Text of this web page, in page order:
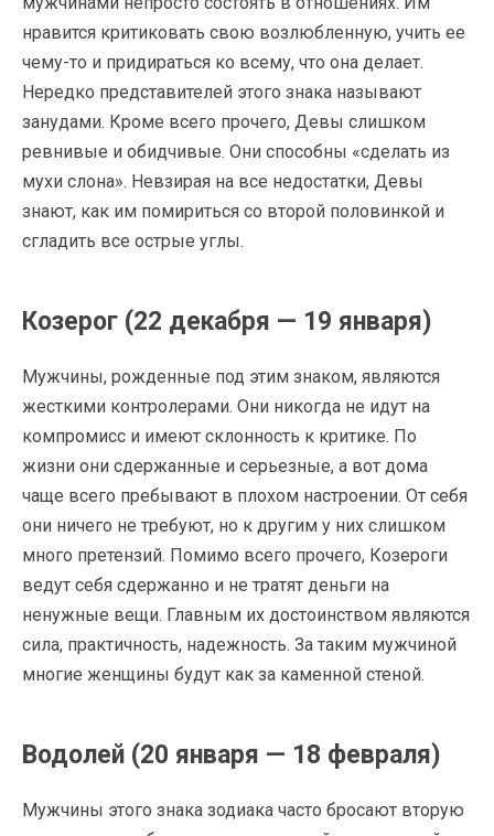
нравится критиковать свою возлюбленную, учить ее
чему-то и придираться ко всему, что она делает.
Нередко представителей этого знака называют
занудами. Кроме всего прочего, Девы слишком
ревнивые и обидчивые. Они способны «сделать из
мухи слона». Невзирая на все недостатки, Девы
знают, как им помириться со второй половинкой и
сгладить все острые углы.
Козерог (22 декабря — 19 января)
Мужчины, рожденные под этим знаком, являются
жесткими контролерами. Они никогда не идут на
компромисс и имеют склонность к критике. По
жизни они сдержанные и серьезные, а вот дома
чаще всего пребывают в плохом настроении. От себя
они ничего не требуют, но к другим у них слишком
много претензий. Помимо всего прочего, Козероги
ведут себя сдержанно и не тратят деньги на
ненужные вещи. Главным их достоинством являются
сила, практичность, надежность. За таким мужчиной
многие женщины будут как за каменной стеной.
Водолей (20 января — 18 февраля)
Мужчины этого знака зодиака часто бросают вторую